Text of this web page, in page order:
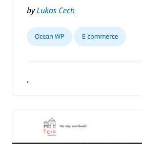
byLukas Cech
Ocean WP E-commerce
,